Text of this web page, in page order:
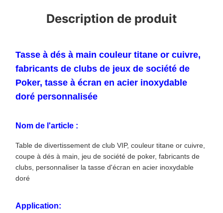
Description de produit
Tasse à dés à main couleur titane or cuivre,
fabricants de clubs de jeux de société de
Poker, tasse à écran en acier inoxydable
doré personnalisée
Nom de l'article :
Table de divertissement de club VIP, couleur titane or cuivre,
coupe à dés à main, jeu de société de poker, fabricants de
clubs, personnaliser la tasse d'écran en acier inoxydable
doré
Application: